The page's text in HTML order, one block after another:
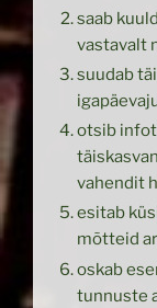
saab
vastavalt
suudab
otsib
vahendit
esitab
mõtteid
oskab
tunnuste